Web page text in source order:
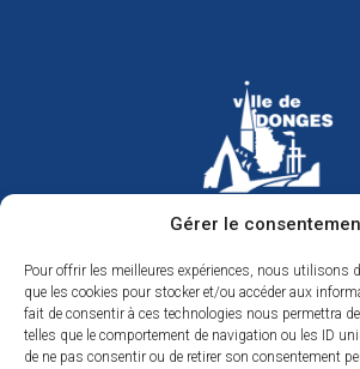
Gérer le
Pour offrir les meilleures expériences, nous utilisons
que les cookies pour stocker et/ou accéder aux
fait de consentir à ces technologies nous permettra
telles que le comportement de navigation ou les ID
de ne pas consentir ou de retirer son consentement
Hôtel de ville de Donges
Place Armand Morvan
44480 Donges
02 40 45 79 79
Nous contacter
Horaires d’ouverture
Du lundi au jeudi de 9h à 12h et de